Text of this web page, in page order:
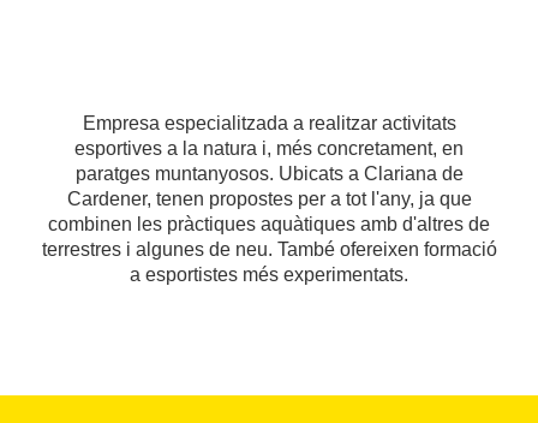
Empresa especialitzada a realitzar activitats
esportives a la natura i, més concretament, en
paratges muntanyosos. Ubicats a Clariana de
Cardener, tenen propostes per a tot l'any, ja que
combinen les pràctiques aquàtiques amb d'altres de
terrestres i algunes de neu. També ofereixen formació
a esportistes més experimentats.